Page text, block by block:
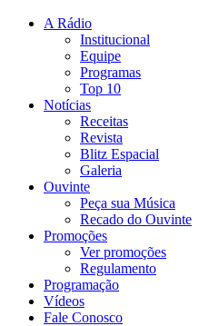
A Rádio
Institucional
Equipe
Programas
Top 10
Notícias
Receitas
Revista
Blitz Espacial
Galeria
Ouvinte
Peça sua Música
Recado do Ouvinte
Promoções
Ver promoções
Regulamento
Programação
Vídeos
Fale Conosco